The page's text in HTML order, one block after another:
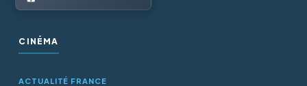
CINÉMA
ACTUALITÉ FRANCE